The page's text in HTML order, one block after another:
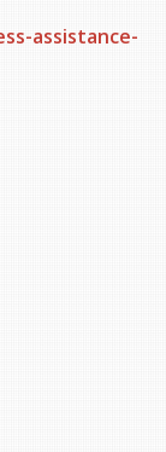
assistance-